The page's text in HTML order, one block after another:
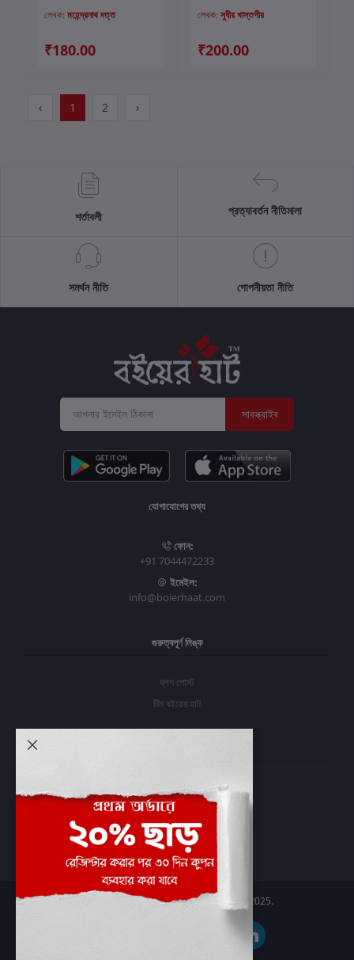
লেখক: মহেন্দ্রনাথ দত্ত
₹180.00
লেখক: সুধীর খাস্তগীর
₹200.00
‹ 1 2 ›
শর্তাবলী প্রত্যাবর্তন নীতিমালা
সমর্থন নীতি গোপনীয়তা নীতি
সাবস্ক্রাইব
যোগাযোগের তথ্য
ফোন:
+91 7044472233
ইমেইল:
info@boierhaat.com
গুরুত্বপূর্ণ লিঙ্ক
ব্লগ পোস্ট
টিম বইয়ের হাট
প্রবেশ করুন
অর্ডার ইতিহাস
আমার ইচ্ছাগুলি
অর্ডার ট্র্যাকিং
Boier Haat™ | © All rights reserved 2025.